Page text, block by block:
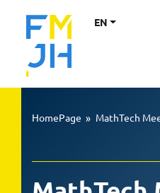
EN
HomePage » MathTech